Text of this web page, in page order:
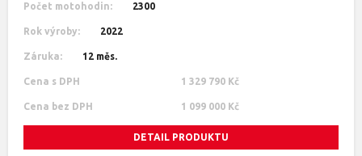
Počet motohodin: 2300
Rok výroby: 2022
Záruka: 12 měs.
Cena s DPH 1 329 790 Kč
Cena bez DPH 1 099 000 Kč
DETAIL PRODUKTU